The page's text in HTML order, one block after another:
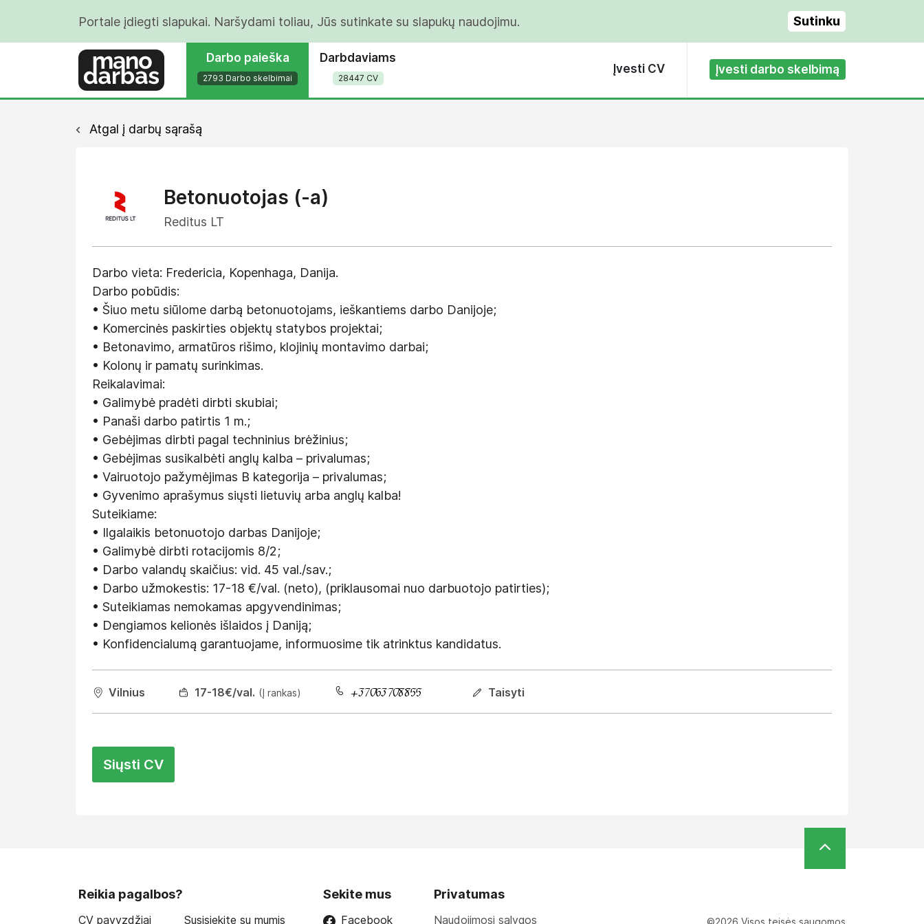
Portale įdiegti slapukai. Naršydami toliau, Jūs sutinkate su slapukų naudojimu. Sutinku
Darbo paieška
2793 Darbo skelbimai
Darbdaviams
28447 CV
Įvesti CV Įvesti darbo skelbimą
Atgal į darbų sąrašą
Betonuotojas (-a)
Reditus LT
Darbo vieta: Fredericia, Kopenhaga, Danija.
Darbo pobūdis:
• Šiuo metu siūlome darbą betonuotojams, ieškantiems darbo Danijoje;
• Komercinės paskirties objektų statybos projektai;
• Betonavimo, armatūros rišimo, klojinių montavimo darbai;
• Kolonų ir pamatų surinkimas.
Reikalavimai:
• Galimybė pradėti dirbti skubiai;
• Panaši darbo patirtis 1 m.;
• Gebėjimas dirbti pagal techninius brėžinius;
• Gebėjimas susikalbėti anglų kalba – privalumas;
• Vairuotojo pažymėjimas B kategorija – privalumas;
• Gyvenimo aprašymus siųsti lietuvių arba anglų kalba!
Suteikiame:
• Ilgalaikis betonuotojo darbas Danijoje;
• Galimybė dirbti rotacijomis 8/2;
• Darbo valandų skaičius: vid. 45 val./sav.;
• Darbo užmokestis: 17-18 €/val. (neto), (priklausomai nuo darbuotojo patirties);
• Suteikiamas nemokamas apgyvendinimas;
• Dengiamos kelionės išlaidos į Daniją;
• Konfidencialumą garantuojame, informuosime tik atrinktus kandidatus.
Vilnius 17-18€/val. (Į rankas) Taisyti
Siųsti CV
Reikia pagalbos?
CV pavyzdžiai Susisiekite su mumis
Sekite mus
Facebook
Privatumas
Naudojimosi sąlygos ©2026 Visos teisės saugomos